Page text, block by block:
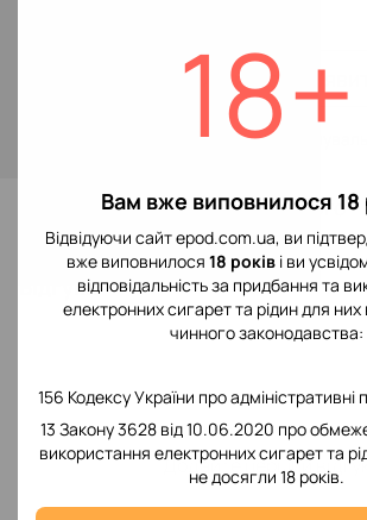
18+
Вам вже виповнилося 18
Відвідуючи сайт epod.com.ua, ви
вже виповнилося 18 років і ви
відповідальність за придбання та
електронних сигарет та рідин для них
чинного законодавства:
156 Кодексу України про
13 Закону 3628 від 10.06.2020 про
використання електронних сигарет та
не досягли 18 років.
Повідомити, коли
для відображення
До обраного
Відгуки
Додайте перший